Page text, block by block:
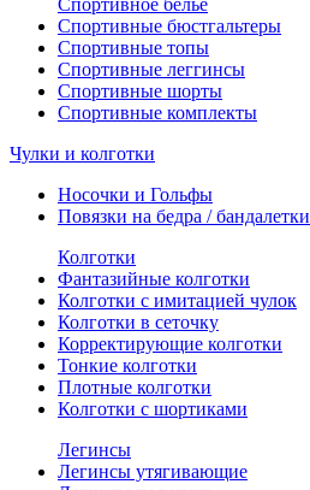
Спортивное белье
Спортивные бюстгальтеры
Спортивные топы
Спортивные леггинсы
Спортивные шорты
Спортивные комплекты
Чулки и колготки
Носочки и Гольфы
Повязки на бедра / бандалетки
Колготки
Фантазийные колготки
Колготки с имитацией чулок
Колготки в сеточку
Корректирующие колготки
Тонкие колготки
Плотные колготки
Колготки с шортиками
Легинсы
Легинсы утягивающие